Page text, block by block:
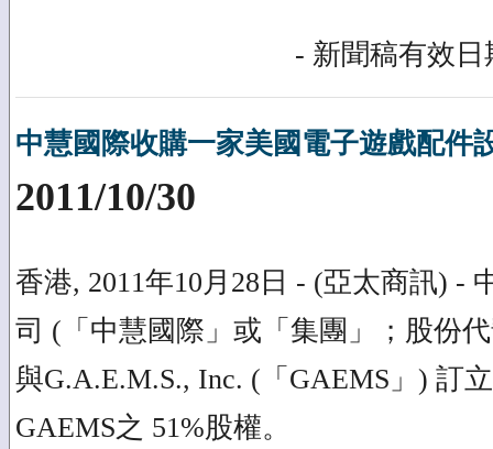
- 新聞稿有效日
中慧國際收購一家美國電子遊戲配件
2011/10/30
香港, 2011年10月28日 - (亞太商訊) -
司 (「中慧國際」或「集團」；股份
與G.A.E.M.S., Inc. (「GAEMS」) 訂
GAEMS之 51%股權。